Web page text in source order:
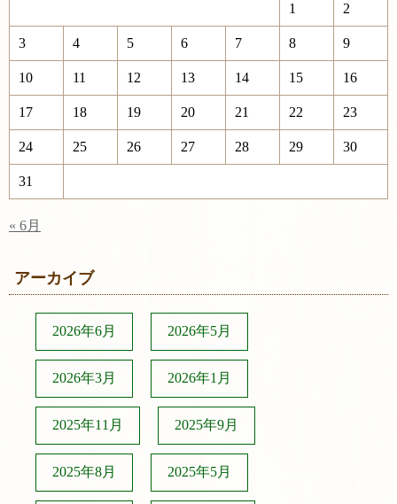
1 2
3 4 5 6 7 8 9
10 11 12 13 14 15 16
17 18 19 20 21 22 23
24 25 26 27 28 29 30
31
« 6月
アーカイブ
2026年6月 2026年5月
2026年3月 2026年1月
2025年11月 2025年9月
2025年8月 2025年5月